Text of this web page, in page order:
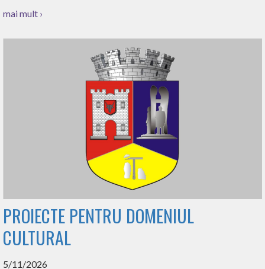
mai mult ›
PROIECTE PENTRU DOMENIUL
CULTURAL
5/11/2026